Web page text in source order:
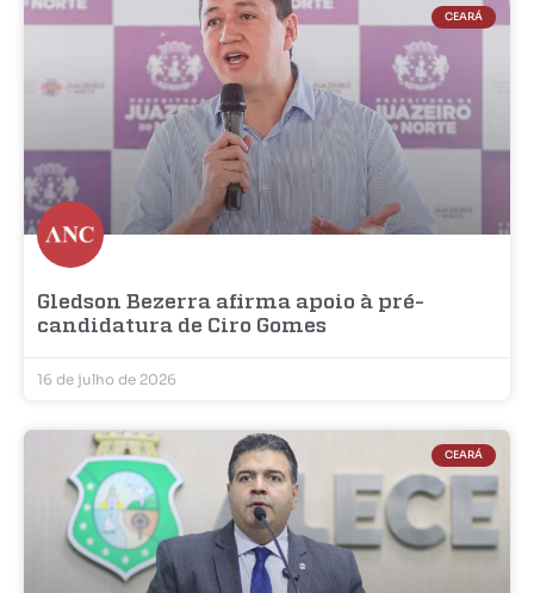
CEARÁ
Gledson Bezerra afirma apoio à pré-
candidatura de Ciro Gomes
16 de julho de 2026
CEARÁ